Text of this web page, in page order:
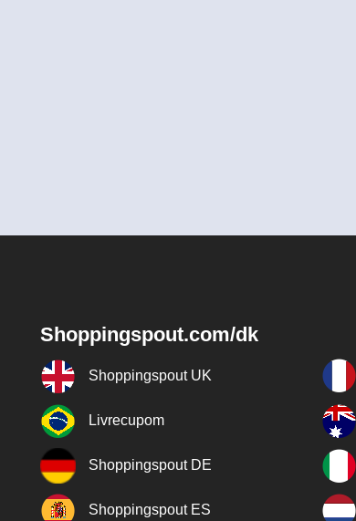
Shoppingspout.com/dk
Shoppingspout UK
Livrecupom
Shoppingspout DE
Shoppingspout ES